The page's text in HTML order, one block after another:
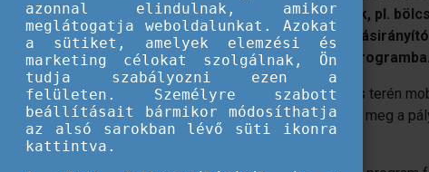
intézmények, pl.
egyéb
Erasmus+ programba.
A köznevelés terén
valósíthatnak meg a
olvashatnak.
azonnal elindulnak, amikor
meglátogatja weboldalunkat. Azokat
a sütiket, amelyek elemzési és
marketing célokat szolgálnak, Ön
tudja szabályozni ezen a
felületen. Személyre szabott
beállításait bármikor módosíthatja
az alsó sarokban lévő süti ikonra
kattintva.